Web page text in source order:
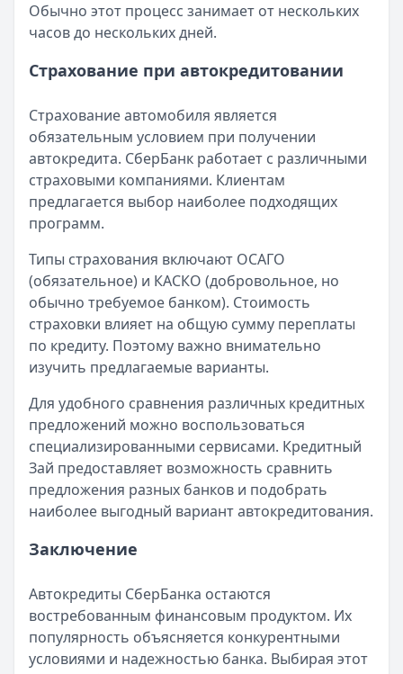
Обычно этот процесс занимает от нескольких
часов до нескольких дней.
Страхование при автокредитовании
Страхование автомобиля является
обязательным условием при получении
автокредита. СберБанк работает с различными
страховыми компаниями. Клиентам
предлагается выбор наиболее подходящих
программ.
Типы страхования включают ОСАГО
(обязательное) и КАСКО (добровольное, но
обычно требуемое банком). Стоимость
страховки влияет на общую сумму переплаты
по кредиту. Поэтому важно внимательно
изучить предлагаемые варианты.
Для удобного сравнения различных кредитных
предложений можно воспользоваться
специализированными сервисами. Кредитный
Зай предоставляет возможность сравнить
предложения разных банков и подобрать
наиболее выгодный вариант автокредитования.
Заключение
Автокредиты СберБанка остаются
востребованным финансовым продуктом. Их
популярность объясняется конкурентными
условиями и надежностью банка. Выбирая этот